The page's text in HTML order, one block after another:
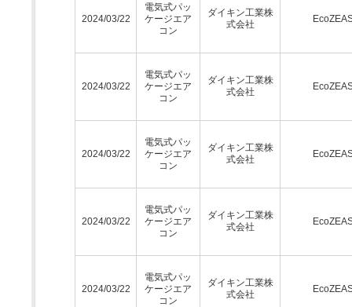
2024/03/22
電気式パッ
ケージエア
コン
ダイキン工業株
式会社
2024/03/22
電気式パッ
ケージエア
コン
ダイキン工業株
式会社
2024/03/22
電気式パッ
ケージエア
コン
ダイキン工業株
式会社
2024/03/22
電気式パッ
ケージエア
コン
ダイキン工業株
式会社
2024/03/22
電気式パッ
ケージエア
コン
ダイキン工業株
式会社